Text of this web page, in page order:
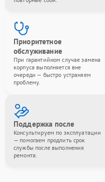
Приоритетное
обслуживание
При гарантийном случае замена
корпуса выполняется вне
очереди — быстро устраняем
проблему.
Поддержка после
Консультируем по эксплуатации
— помогаем продлить срок
службы после выполнения
ремонта.